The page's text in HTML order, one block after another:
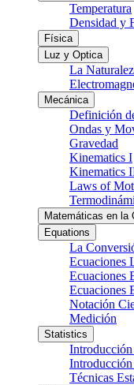
Temperatura
Densidad y
Física
Luz y Optica
La
Mecánica
Definición
Ondas y
Gravedad
Kinematics I
Kinematics
Laws of
Matemáticas en la
Equations
La
Ecuaciones
Ecuaciones
Ecuaciones
Notación
Medición
Statistics
Introducción
Introducción
Técnicas